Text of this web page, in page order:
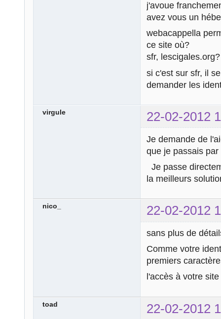
j'avoue
avez vous un
webacappella
ce site où?
sfr, lescigales.org?
si c'est sur sfr, il
demander les
virgule 22-02-2012
Je demande de
que je passais par
Je passe
la meilleurs
nico_ 22-02-2012
sans plus de
Comme votre
premiers
l'accès à votre
toad 22-02-2012